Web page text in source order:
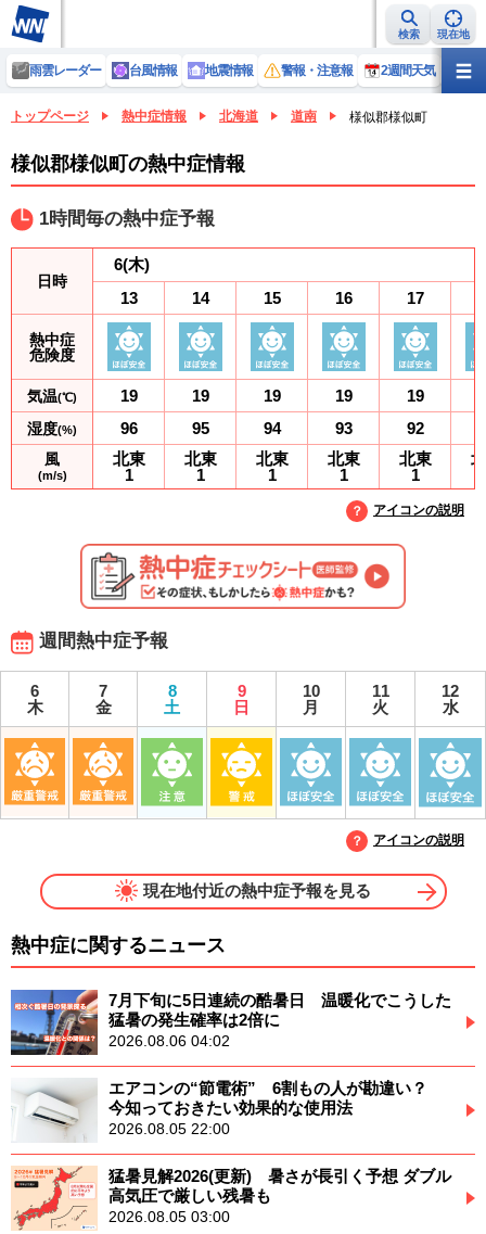
検索 現在地
雨雲レーダー 台風情報 地震情報 警報・注意報 2週間天気 ラ
トップページ 熱中症情報 北海道 道南 様似郡様似町
様似郡様似町の熱中症情報
1時間毎の熱中症予報
日時
熱中症
危険度
気温(℃)
湿度(%)
風
(m/s)
6(木)
13
19
96
北東
1
14
19
95
北東
1
15
19
94
北東
1
16
19
93
北東
1
17
19
92
北東
1
アイコンの説明
週間熱中症予報
6
木
7
金
8
土
9
日
10
月
11
火
12
水
アイコンの説明
現在地付近の熱中症予報を見る
熱中症に関するニュース
7月下旬に5日連続の酷暑日 温暖化でこうした
猛暑の発生確率は2倍に
2026.08.06 04:02
エアコンの“節電術” 6割もの人が勘違い？
今知っておきたい効果的な使用法
2026.08.05 22:00
猛暑見解2026(更新) 暑さが長引く予想 ダブル
高気圧で厳しい残暑も
2026.08.05 03:00